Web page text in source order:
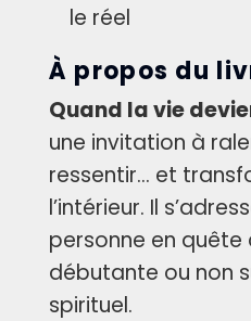
le réel
À propos du
Quand la vie
une invitation à
ressentir… et
l’intérieur. Il
personne en quête
débutante ou non
spirituel.